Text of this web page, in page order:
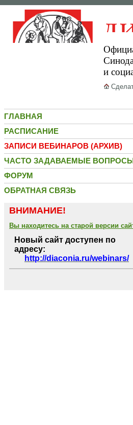
и
ГЛАВНАЯ
РАСПИСАНИЕ
ЗАПИСИ ВЕБИНАРОВ (АРХИВ)
ЧАСТО ЗАДАВАЕМЫЕ
ФОРУМ
ОБРАТНАЯ СВЯЗЬ
ВНИМАНИЕ!
Вы находитесь на старой версии
Новый сайт доступен по
адресу:
http://diaconia.ru/webinars/